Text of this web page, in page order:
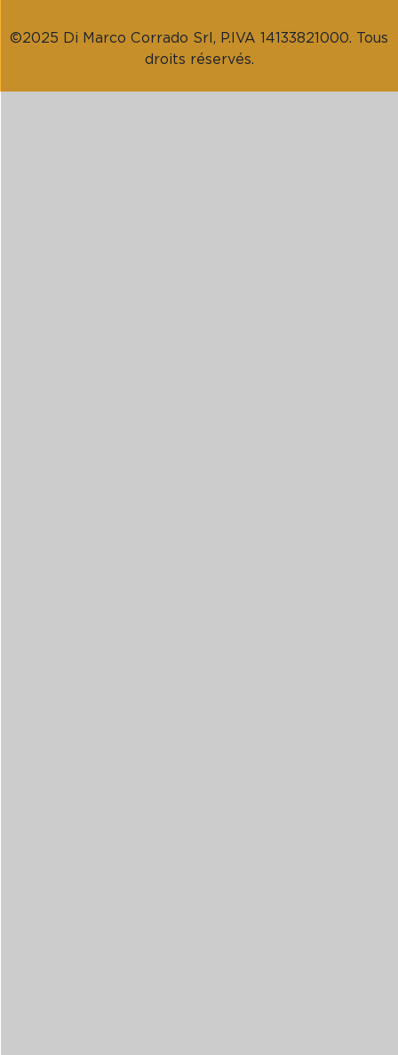
©2025 Di Marco Corrado Srl, P.IVA 14133821000. Tous
droits réservés.